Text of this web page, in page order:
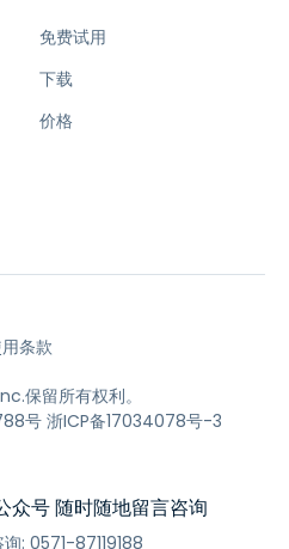
免费试用
下载
价格
条款
保留所有权利。
号 浙ICP备17034078号-3
众号 随时随地留言咨询
: 0571-87119188